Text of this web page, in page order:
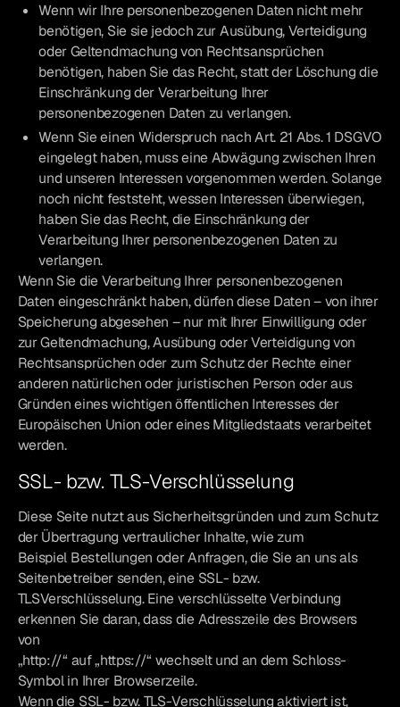
Wenn wir Ihre personenbezogenen Daten nicht mehr
benötigen, Sie sie jedoch zur Ausübung, Verteidigung
oder Geltendmachung von Rechtsansprüchen
benötigen, haben Sie das Recht, statt der Löschung die
Einschränkung der Verarbeitung Ihrer
personenbezogenen Daten zu verlangen.
Wenn Sie einen Widerspruch nach Art. 21 Abs. 1 DSGVO
eingelegt haben, muss eine Abwägung zwischen Ihren
und unseren Interessen vorgenommen werden. Solange
noch nicht feststeht, wessen Interessen überwiegen,
haben Sie das Recht, die Einschränkung der
Verarbeitung Ihrer personenbezogenen Daten zu
verlangen.
Wenn Sie die Verarbeitung Ihrer personenbezogenen
Daten eingeschränkt haben, dürfen diese Daten – von ihrer
Speicherung abgesehen – nur mit Ihrer Einwilligung oder
zur Geltendmachung, Ausübung oder Verteidigung von
Rechtsansprüchen oder zum Schutz der Rechte einer
anderen natürlichen oder juristischen Person oder aus
Gründen eines wichtigen öffentlichen Interesses der
Europäischen Union oder eines Mitgliedstaats verarbeitet
werden.
SSL- bzw. TLS-Verschlüsselung
Diese Seite nutzt aus Sicherheitsgründen und zum Schutz
der Übertragung vertraulicher Inhalte, wie zum
Beispiel Bestellungen oder Anfragen, die Sie an uns als
Seitenbetreiber senden, eine SSL- bzw.
TLSVerschlüsselung. Eine verschlüsselte Verbindung
erkennen Sie daran, dass die Adresszeile des Browsers
von
„http://“ auf „https://“ wechselt und an dem Schloss-
Symbol in Ihrer Browserzeile.
Wenn die SSL- bzw. TLS-Verschlüsselung aktiviert ist,